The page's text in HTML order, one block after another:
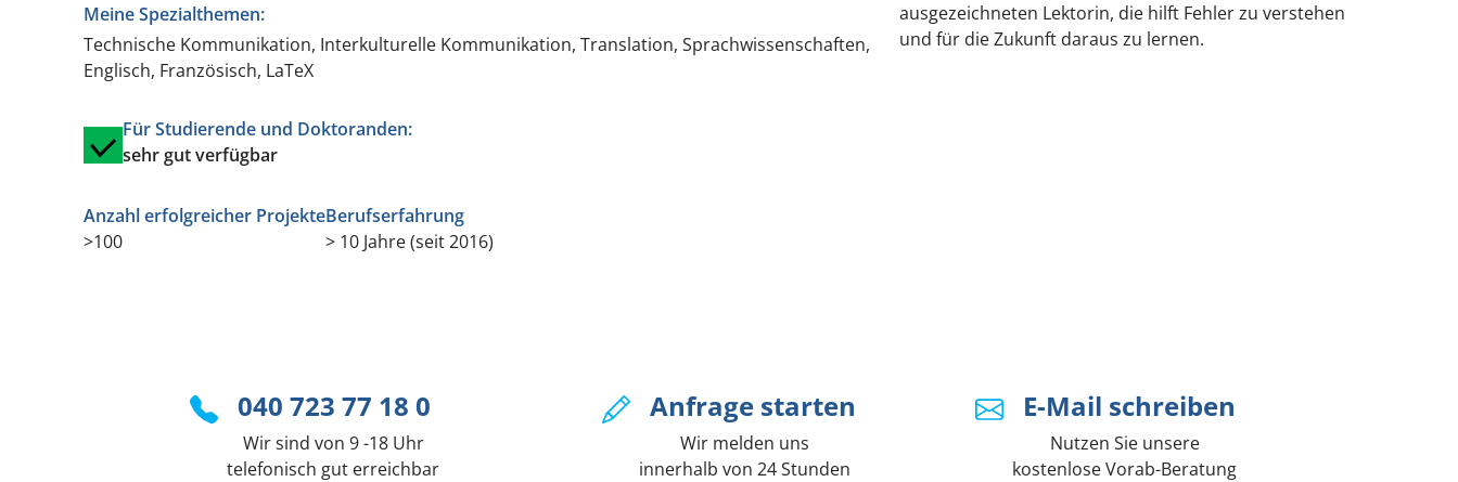
Meine Spezialthemen:
Technische Kommunikation, Interkulturelle Kommunikation, Translation, Sprachwissenschaften,
Englisch, Französisch, LaTeX
Für Studierende und Doktoranden:
sehr gut verfügbar
Anzahl erfolgreicher Projekte
>100
Berufserfahrung
> 10 Jahre (seit 2016)
ausgezeichneten Lektorin, die hilft Fehler zu verstehen
und für die Zukunft daraus zu lernen.
040 723 77 18 0
Wir sind von 9 -18 Uhr
telefonisch gut erreichbar
Anfrage starten
Wir melden uns
innerhalb von 24 Stunden
E-Mail schreiben
Nutzen Sie unsere
kostenlose Vorab-Beratung